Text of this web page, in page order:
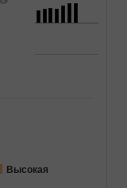
Высокая